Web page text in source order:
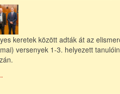
keretek között adták át az
versenyek 1-3. helyezett